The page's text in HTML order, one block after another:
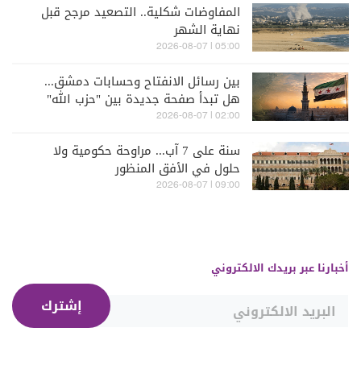
المفاوضات شكلية.. التصعيد مرجح قبل
نهاية الشهر
05:00 | 2026-08-07
بين رسائل الانفتاح وحسابات دمشق...
هل تبدأ صفحة جديدة بين "حزب الله"
وسوريا - الشرع؟
02:00 | 2026-08-07
سنة على 7 آب... مراوحة حكومية ولا
حلول في الأفق المنظور
09:00 | 2026-08-07
أخبارنا عبر بريدك الالكتروني
إشترك